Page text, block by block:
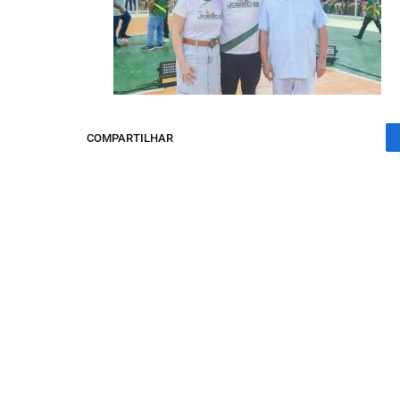
COMPARTILHAR